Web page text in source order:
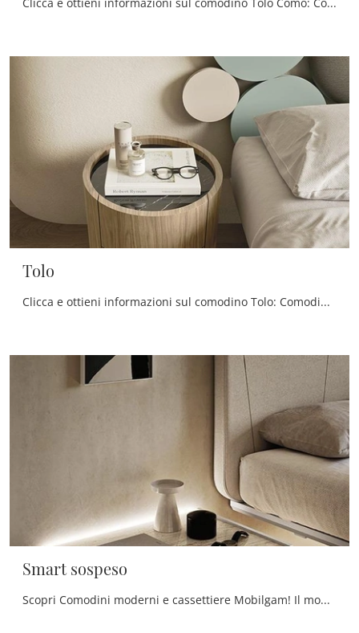
Tolo
Clicca e ottieni informazioni sul comodino Tolo: Comodini e cassettiere di Mobilgam sono ideali per spazi design.
Smart sospeso
Scopri Comodini moderni e cassettiere Mobilgam! Il modello Smart sospeso costruito in laccato opaco è il miglior acquisto.